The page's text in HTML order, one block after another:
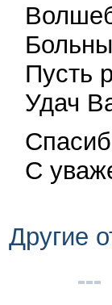
Пусть
Удач
С
Другие